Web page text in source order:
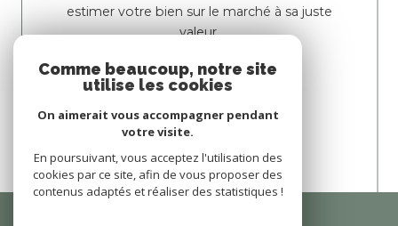
estimer votre bien sur le marché à sa juste
valeur.
En savoir plus
Comme beaucoup, notre site
utilise les cookies
On aimerait vous accompagner pendant
votre visite.
En poursuivant, vous acceptez l'utilisation des
cookies par ce site, afin de vous proposer des
contenus adaptés et réaliser des statistiques !